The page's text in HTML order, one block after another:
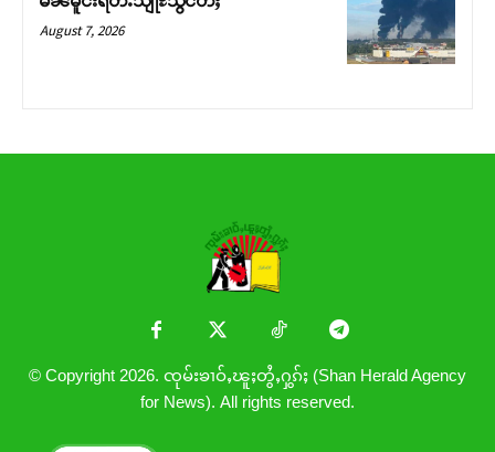
August 7, 2026
© Copyright 2026. ၸုမ်းၶၢဝ်ႇၽူႈတွႆႇႁွၵ်ႈ (Shan Herald Agency
for News). All rights reserved.